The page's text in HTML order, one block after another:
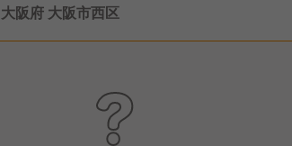
大阪府 大阪市西区